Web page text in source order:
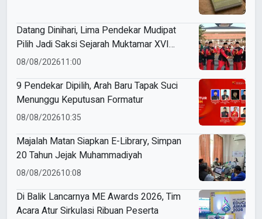
Datang Dinihari, Lima Pendekar Mudipat
Pilih Jadi Saksi Sejarah Muktamar XVI
Tapak Suci
08/08/202611:00
9 Pendekar Dipilih, Arah Baru Tapak Suci
Menunggu Keputusan Formatur
08/08/202610:35
Majalah Matan Siapkan E-Library, Simpan
20 Tahun Jejak Muhammadiyah
08/08/202610:08
Di Balik Lancarnya ME Awards 2026, Tim
Acara Atur Sirkulasi Ribuan Peserta